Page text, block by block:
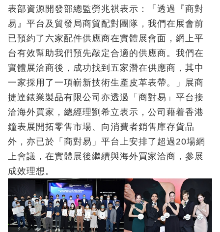
表部資源開發部總監勞兆祺表示：「透過『商對
易』平台及貿發局商貿配對團隊，我們在展會前
已預約了六家配件供應商在實體展會面，網上平
台有效幫助我們預先敲定合適的供應商。我們在
實體展洽商後，成功找到五家潛在供應商，其中
一家採用了一項嶄新技術生產皮革表帶。」展商
捷達錶業製品有限公司亦透過「商對易」平台接
洽海外買家，總經理劉希立表示，公司藉着香港
鐘表展開拓零售市場、向消費者銷售庫存貨品
外，亦已於「商對易」平台上安排了超過20場網
上會議，在實體展後繼續與海外買家洽商，參展
成效理想。